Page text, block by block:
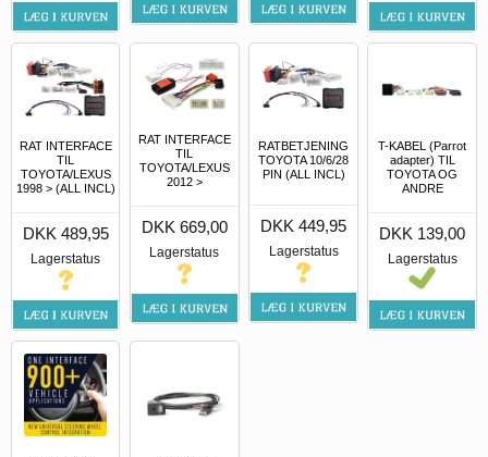
RAT INTERFACE
TIL
TOYOTA/LEXUS
1998 > (ALL INCL)
DKK 489,95
Lagerstatus
RAT INTERFACE
TIL
TOYOTA/LEXUS
2012 >
DKK 669,00
Lagerstatus
RATBETJENING
TOYOTA 10/6/28
PIN (ALL INCL)
DKK 449,95
Lagerstatus
T-KABEL (Parrot
adapter) TIL
TOYOTA OG
ANDRE
DKK 139,00
Lagerstatus